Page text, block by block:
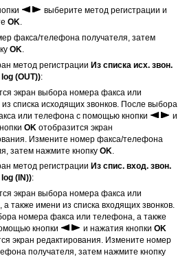
выберите метод регистрации и
OK
факса/телефона получателя, затем
OK
метод регистрацииИз списка исх. звон.
(OUT)):
экран выбора номера факса или
списка исходящих звонков. После выбора
или телефона с помощью кнопки
и
OK отобразится экран
Измените номер факса/телефона
затем нажмите кнопкуOK
метод регистрации Из спис. вход. звон.
(IN)):
экран выбора номера факса или
также имени из списка входящих звонков.
номера факса или телефона, а также
кнопки
и нажатия кнопкиOK
экран редактирования.
Измените номер
получателя, затем нажмите кнопку